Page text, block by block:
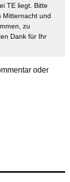
TE liegt. Bitte
Mitternacht und
zu
Dank für Ihr
oder